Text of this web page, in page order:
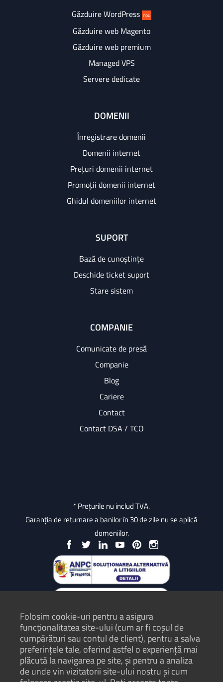
Găzduire WordPress nou
Găzduire web Magento
Găzduire web premium
Managed VPS
Servere dedicate
DOMENII
Înregistrare domenii
Domenii internet
Prețuri domenii internet
Promoții domenii internet
Ghidul domeniilor internet
SUPORT
Bază de cunoștințe
Deschide ticket suport
Stare sistem
COMPANIE
Comunicate de presă
Companie
Blog
Cariere
Contact
Contact DSA / TCO
* Prețurile nu includ TVA.
Garanția de returnare a banilor în 30 de zile nu se aplică
domeniilor.
Protecția Consumatorilor - ANPC
Folosim cookie-uri pentru a asigura
funcționalitatea site-ului (cum ar fi coșul de
cumpărături sau contul de client), pentru a salva
preferințele tale, oferind astfel o experiență mai
plăcută la navigarea pe site, și pentru a analiza
de unde vin vizitatorii site-ului nostru și cum